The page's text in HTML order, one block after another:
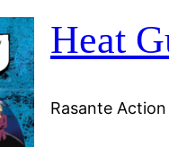
Heat
Rasante